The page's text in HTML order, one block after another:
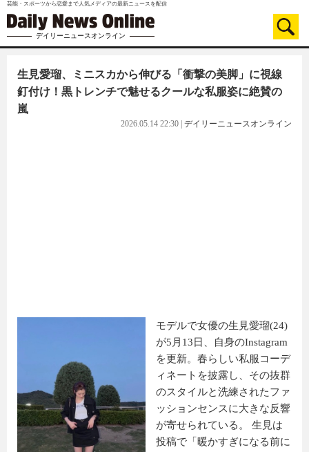
芸能・スポーツから恋愛まで人気メディアの最新ニュースを配信
デイリーニュースオンライン
生見愛瑠、ミニスカから伸びる「衝撃の美脚」に視線
釘付け！黒トレンチで魅せるクールな私服姿に絶賛の
嵐
2026.05.14 22:30 デイリーニュースオンライン
モデルで女優の生見愛瑠(24)
が5月13日、自身のInstagram
を更新。春らしい私服コーデ
ィネートを披露し、その抜群
のスタイルと洗練されたファ
ッションセンスに大きな反響
が寄せられている。 生見は
投稿で「暖かすぎになる前に